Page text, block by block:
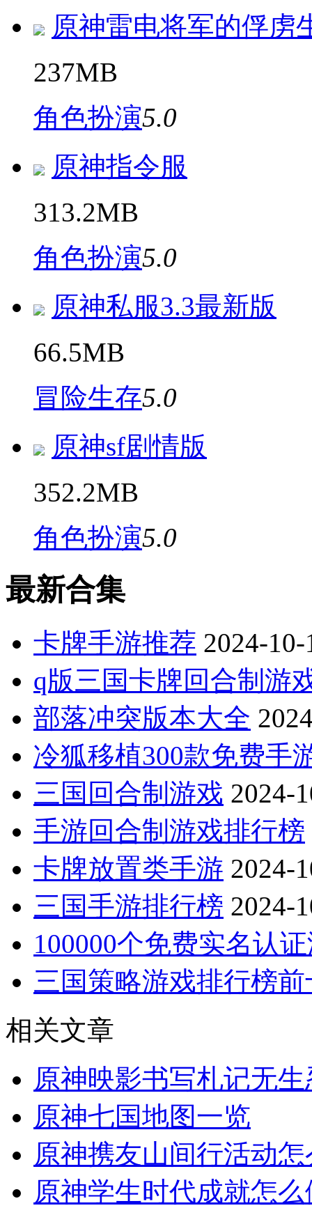
原神雷电将军的俘虏
237MB
角色扮演5.0
原神指令服
313.2MB
角色扮演5.0
原神私服3.3最新版
66.5MB
冒险生存5.0
原神sf剧情版
352.2MB
角色扮演5.0
最新合集
卡牌手游推荐 2024-10-
q版三国卡牌回合制游
部落冲突版本大全
冷狐移植300款免费手
三国回合制游戏 2024-
手游回合制游戏排行榜
卡牌放置类手游 2024-
三国手游排行榜 2024-
100000个免费实名认
三国策略游戏排行榜
相关文章
原神映影书写札记无
原神七国地图一览
原神携友山间行活动
原神学生时代成就怎么